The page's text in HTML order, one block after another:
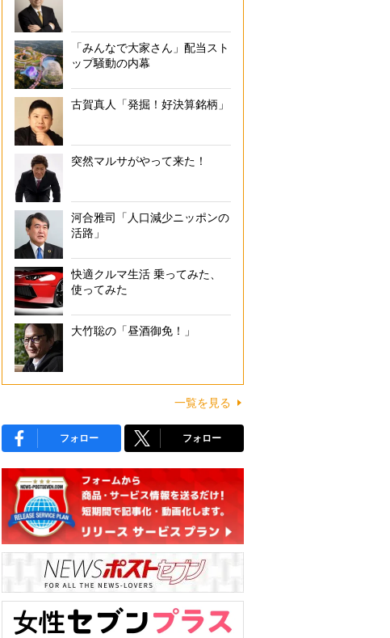
「みんなで大家さん」配当スト
ップ騒動の内幕
古賀真人「発掘！好決算銘柄」
突然マルサがやって来た！
河合雅司「人口減少ニッポンの
活路」
快適クルマ生活 乗ってみた、
使ってみた
大竹聡の「昼酒御免！」
一覧を見る
フォロー フォロー